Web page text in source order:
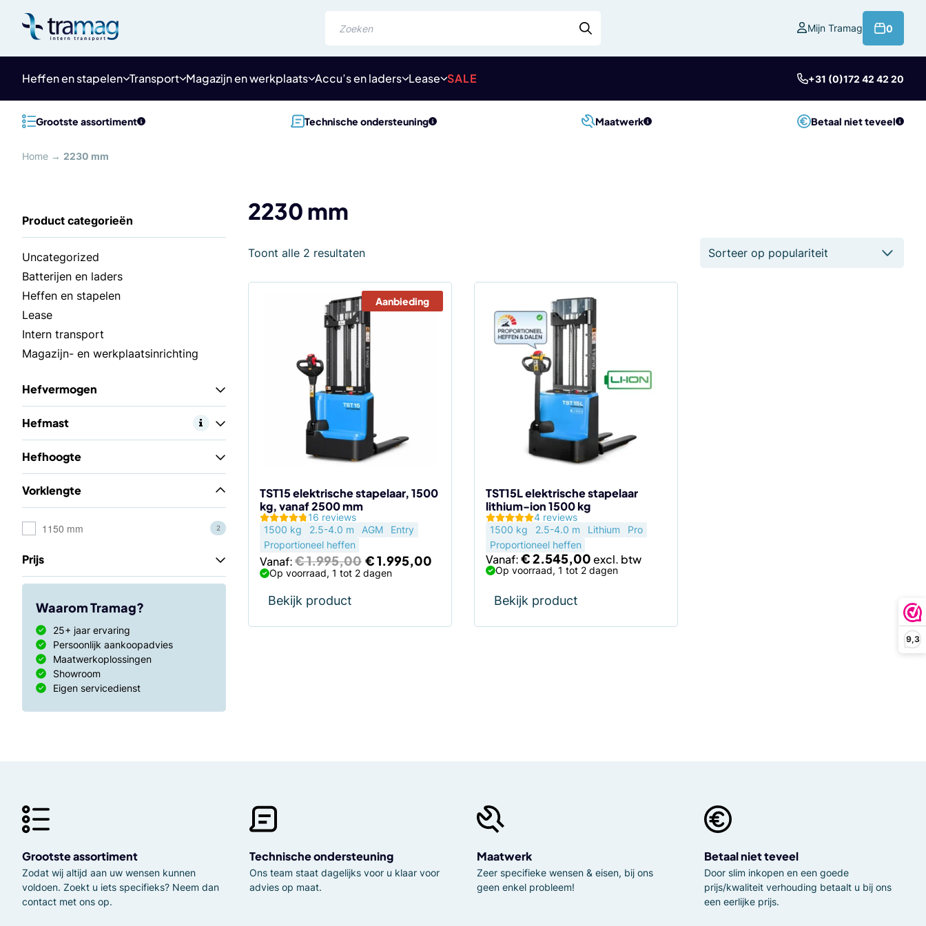
9,3
content
Mijn Tramag
0
Heffen en stapelen Transport Magazijn en werkplaats Accu’s en laders Lease SALE +31 (0)172 42 42 20
Grootste assortiment Technische ondersteuning Maatwerk Betaal niet teveel
Home → 2230 mm
2230 mm
Uncategorized
Batterijen en laders
Heffen en stapelen
Lease
Intern transport
Magazijn- en werkplaatsinrichting
Hefvermogen
Hefmast
Hefhoogte
Vorklengte
1150 mm 2
Prijs
Waarom Tramag?
25+ jaar ervaring
Persoonlijk aankoopadvies
Maatwerkoplossingen
Showroom
Eigen servicedienst
Toont alle 2 resultatenGesorteerd
populariteit
Aanbieding
TST15 elektrische stapelaar, 1500
kg, vanaf 2500 mm
16 reviews
1500 kg
2.5-4.0 m AGM
Entry
Proportioneel heffen
Vanaf:€1.995,00 Oorspronkelijke
prijs
was:
€1.995,00Huidige
€ 1.995,00.
Op voorraad, 1 tot 2 dagen
Bekijk product
meerdere
variaties.
de
productpagina
TST15L elektrische stapelaar
lithium-ion 1500 kg
4 reviews
1500 kg
2.5-4.0 m Lithium
Pro
Proportioneel heffen
Vanaf:€2.545,00
Op voorraad, 1 tot 2 dagen
Bekijk product
Dit
product
heeft
meerdere
variaties.
de
productpagina
Grootste assortiment
Zodat wij altijd aan uw wensen kunnen
voldoen. Zoekt u iets specifieks? Neem dan
contact met ons op.
Technische ondersteuning
Ons team staat dagelijks voor u klaar voor
advies op maat.
Maatwerk
Zeer specifieke wensen & eisen, bij ons
geen enkel probleem!
Betaal niet teveel
Door slim inkopen en een goede
prijs/kwaliteit verhouding betaalt u bij ons
een eerlijke prijs.